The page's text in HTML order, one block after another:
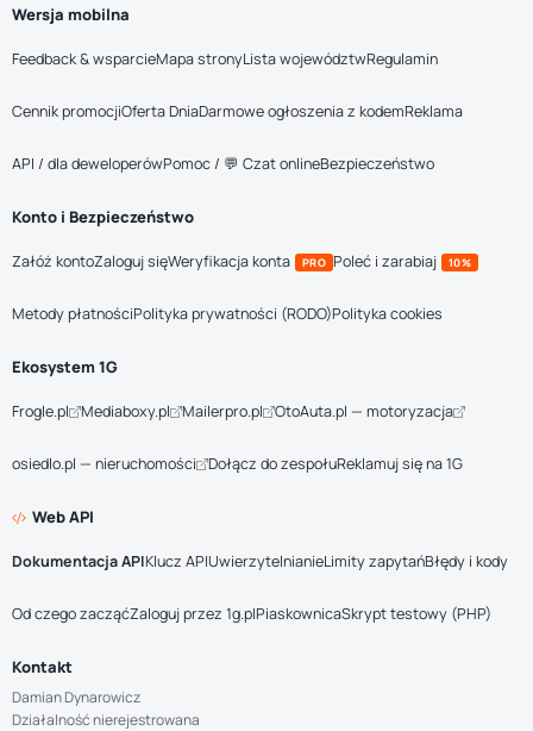
Wersja mobilna
Feedback & wsparcieMapa stronyLista województwRegulamin
Cennik promocjiOferta DniaDarmowe ogłoszenia z kodemReklama
API / dla deweloperówPomoc / 💬 Czat onlineBezpieczeństwo
Konto i Bezpieczeństwo
Załóż kontoZaloguj sięWeryfikacja konta PRO Poleć i zarabiaj 10%
Metody płatnościPolityka prywatności (RODO)Polityka cookies
Ekosystem 1G
Frogle.pl Mediaboxy.pl Mailerpro.pl OtoAuta.pl — motoryzacja
osiedlo.pl — nieruchomości Dołącz do zespołuReklamuj się na 1G
Web API
Dokumentacja APIKlucz APIUwierzytelnianieLimity zapytańBłędy i kody
Od czego zacząćZaloguj przez 1g.plPiaskownicaSkrypt testowy (PHP)
Kontakt
Damian Dynarowicz
Działalność nierejestrowana